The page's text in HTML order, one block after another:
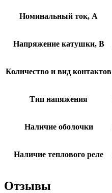
Номинальный ток, А
Напряжение катушки, В
Количество и вид контактов
Тип напяжения
Наличие оболочки
Наличие теплового реле
Отзывы